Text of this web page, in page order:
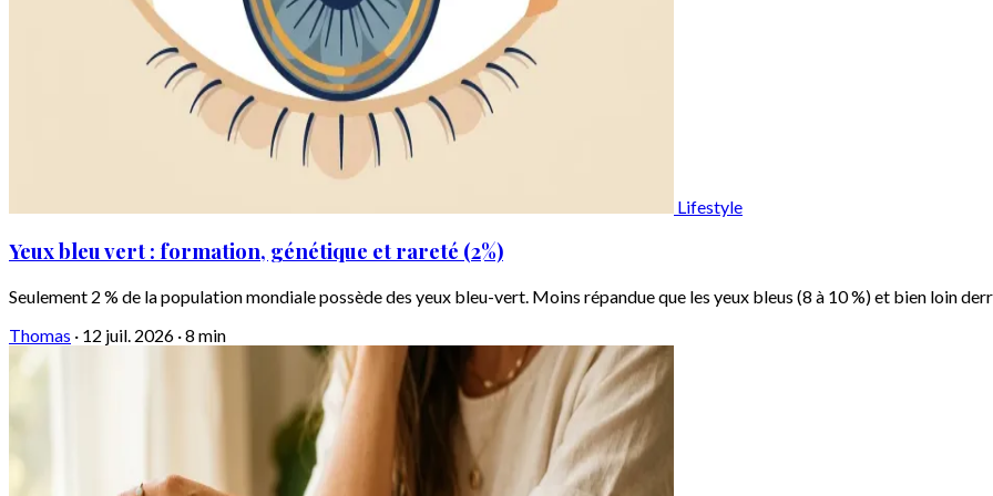
Lifestyle
Yeux bleu vert : formation, génétique et rareté (2%)
Seulement 2 % de la population mondiale possède des yeux bleu-vert. Moins répandue que les yeux bleus (8 à 10 %) et bien loin
Thomas · 12 juil. 2026 ·8 min